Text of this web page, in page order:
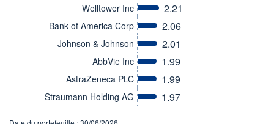
CATÉGORIE MORNINGSTAR
Actions Secteur Santé
TARIFS PRIVILÉGIÉS 0%
PEA-PME BOURSOVIE LUX
BOURSOVIE
Non éligible Boursobank
Welltower Inc 2.21
Bank of America Corp 2.06
Johnson & Johnson 2.01
AbbVie Inc 1.99
AstraZeneca PLC 1.99
Straumann Holding AG 1.97